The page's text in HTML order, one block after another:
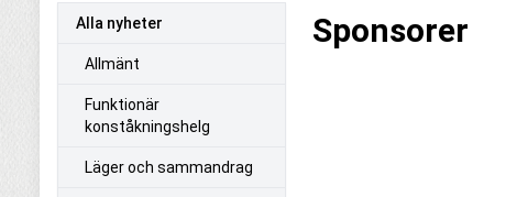
Alla nyheter
Allmänt
Funktionär
konståkningshelg
Läger och sammandrag
Sponsorer